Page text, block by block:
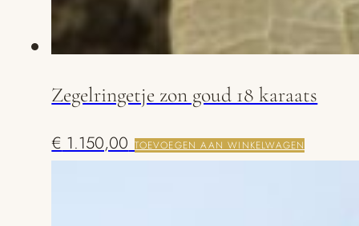
Zegelringetje zon goud 18 karaats
€ 1.150,00 TOEVOEGEN AAN WINKELWAGEN